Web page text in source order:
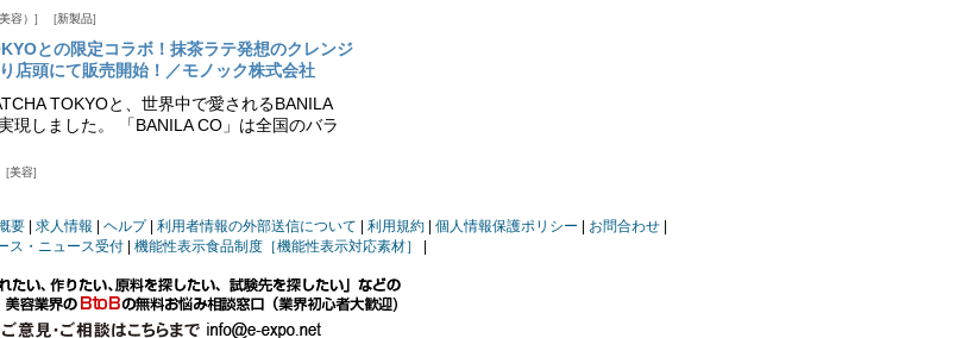
容） 新製品
との限定コラボ！抹茶ラテ発想のクレンジ
店頭にて販売開始！／モノック株式会社
TOKYOと、世界中で愛されるBANILA
現しました。 「BANILA CO」は全国のバラ
美容
要 求人情報 ヘルプ 利用者情報の外部送信について 利用規約 個人情報保護ポリシー
お問合わせ
ス・ニュース受付
機能性表示食品制度［機能性表示対応素材］